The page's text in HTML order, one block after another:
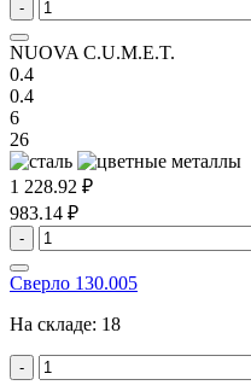
-
NUOVA C.U.M.E.T.
0.4
0.4
6
26
1 228.92 ₽
983.14 ₽
-
Сверло 130.005
На складе: 18
-